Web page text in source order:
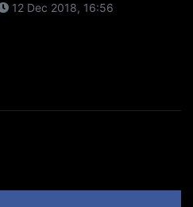
12 Dec 2018, 16:56